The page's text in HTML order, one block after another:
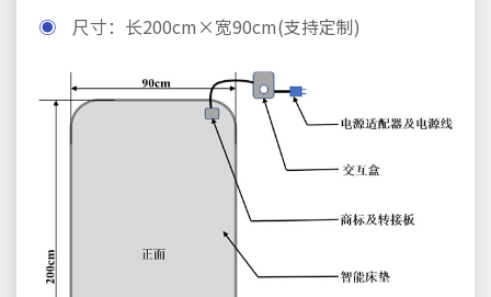
◉
尺寸：长200cm×宽90cm(支持定制)